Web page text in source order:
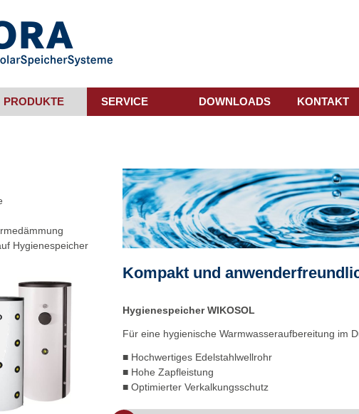
PRODUKTE SERVICE DOWNLOADS KONTAKT
Kompakt und
Hygienespeicher WIKOSOL
Für eine hygienische Warmwasseraufbereitung im
■ Hochwertiges Edelstahlwellrohr
■ Hohe Zapfleistung
■ Optimierter Verkalkungsschutz
Hygienespeicher